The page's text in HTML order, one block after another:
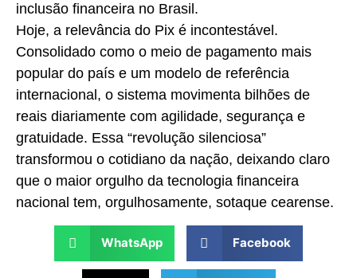
inclusão financeira no Brasil.
Hoje, a relevância do Pix é incontestável.
Consolidado como o meio de pagamento mais
popular do país e um modelo de referência
internacional, o sistema movimenta bilhões de
reais diariamente com agilidade, segurança e
gratuidade. Essa “revolução silenciosa”
transformou o cotidiano da nação, deixando claro
que o maior orgulho da tecnologia financeira
nacional tem, orgulhosamente, sotaque cearense.
WhatsApp Facebook